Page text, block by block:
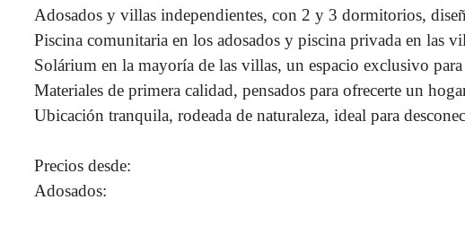
Adosados y villas independientes, con 2 y 3 dormitorios,
Piscina comunitaria en los adosados y piscina privada en las
Solárium en la mayoría de las villas, un espacio exclusivo para
Materiales de primera calidad, pensados para ofrecerte un
Ubicación tranquila, rodeada de naturaleza, ideal para
Precios desde:
Adosados: